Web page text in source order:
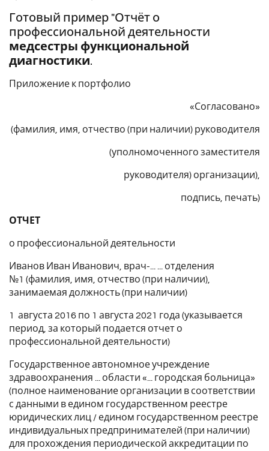
Готовый пример "Отчёт о
профессиональной деятельности
медсестры функциональной
диагностики.
Приложение к портфолио
«Согласовано»
(фамилия, имя, отчество (при наличии) руководителя
(уполномоченного заместителя
руководителя) организации),
подпись, печать)
ОТЧЕТ
о профессиональной деятельности
Иванов Иван Иванович, врач-... ... отделения
№1 (фамилия, имя, отчество (при наличии),
занимаемая должность (при наличии)
1 августа 2016 по 1 августа 2021 года (указывается
период, за который подается отчет о
профессиональной деятельности)
Государственное автономное учреждение
здравоохранения ... области «... городская больница»
(полное наименование организации в соответствии
с данными в едином государственном реестре
юридических лиц / едином государственном реестре
индивидуальных предпринимателей (при наличии)
для прохождения периодической аккредитации по